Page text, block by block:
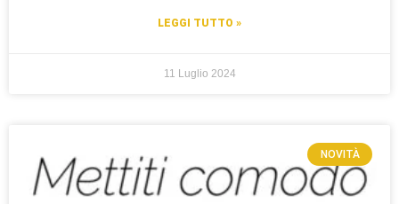
LEGGI TUTTO »
11 Luglio 2024
NOVITÀ